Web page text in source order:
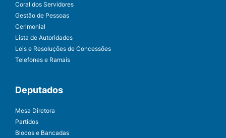
Coral dos Servidores
Gestão de Pessoas
Cerimonial
Lista de Autoridades
Leis e Resoluções de Concessões
Telefones e Ramais
Deputados
Mesa Diretora
Partidos
Blocos e Bancadas